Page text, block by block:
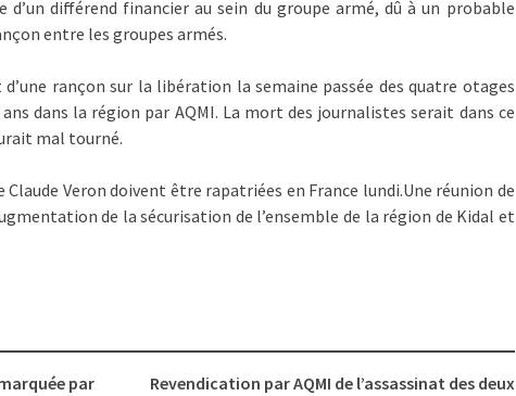
d’un différend financier au sein du groupe armé, dû à un probable
entre les groupes armés.
rançon sur la libération la semaine passée des quatre otages
dans la région par AQMI. La mort des journalistes serait dans ce
mal tourné.
Veron doivent être rapatriées en France lundi.Une réunion de
de la sécurisation de l’ensemble de la région de Kidal et
par
Revendication par AQMI de l’assassinat des deux